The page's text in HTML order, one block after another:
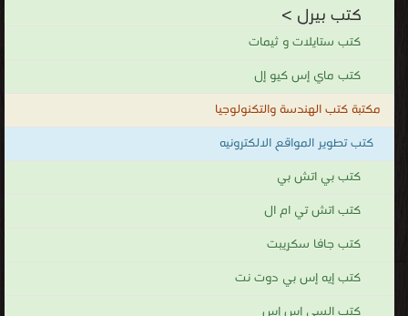
كتب بيرل >
كتب ستايلات و ثيمات
كتب ماي إس كيو إل
مكتبة كتب الهندسة والتكنولوجيا
كتب تطوير المواقع الالكترونيه
كتب بي اتش بي
كتب اتش تي ام ال
كتب جافا سكريبت
كتب إيه إس بي دوت نت